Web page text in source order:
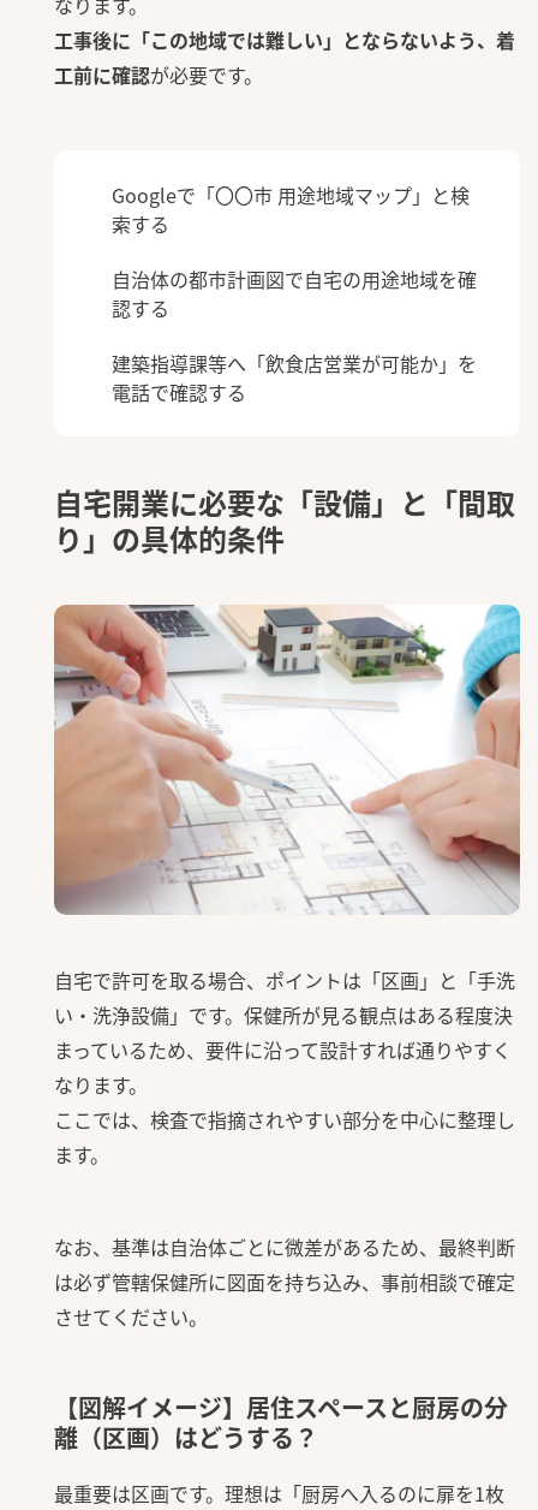
工事後に「この地域では難しい」とならないよう、着
工前に確認が必要です。
Googleで「〇〇市 用途地域マップ」と検
索する
自治体の都市計画図で自宅の用途地域を確
認する
建築指導課等へ「飲食店営業が可能か」を
電話で確認する
自宅開業に必要な「設備」と「間取
り」の具体的条件
自宅で許可を取る場合、ポイントは「区画」と「手洗
い・洗浄設備」です。保健所が見る観点はある程度決
まっているため、要件に沿って設計すれば通りやすく
なります。
ここでは、検査で指摘されやすい部分を中心に整理し
ます。
なお、基準は自治体ごとに微差があるため、最終判断
は必ず管轄保健所に図面を持ち込み、事前相談で確定
させてください。
【図解イメージ】居住スペースと厨房の分
離（区画）はどうする？
最重要は区画です。理想は「厨房へ入るのに扉を1枚